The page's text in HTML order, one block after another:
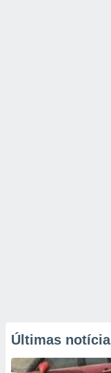
Últimas